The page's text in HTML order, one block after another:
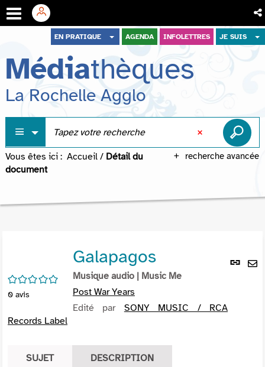
menu
contenu
recherche
EN PRATIQUE AGENDA INFOLETTRES JE SUIS
Médiathèques
La Rochelle Agglo
recherche avancée
Vous êtes ici : Accueil / Détail du
document
Lien
/5
0 avis
Galapagos
Musique audio | Music Me
Post War Years
Edité par SONY MUSIC / RCA
Records Label
SUJET DESCRIPTION